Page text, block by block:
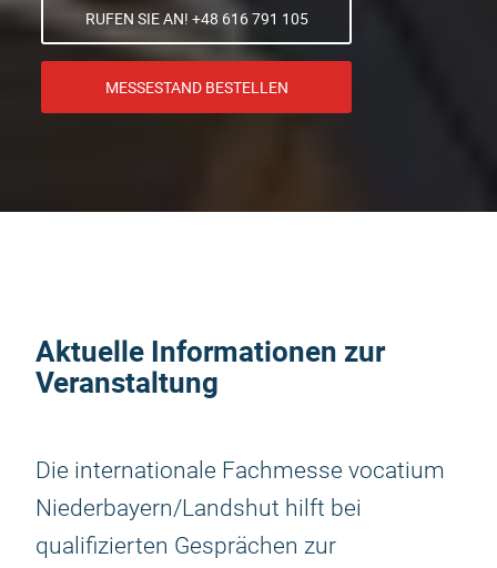
RUFEN SIE AN! +48 616 791 105
MESSESTAND BESTELLEN
Aktuelle Informationen zur
Veranstaltung
Die internationale Fachmesse vocatium
Niederbayern/Landshut hilft bei
qualifizierten Gesprächen zur